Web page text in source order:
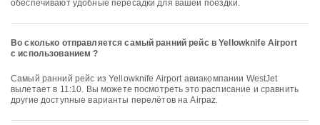
обеспечивают удобные пересадки для вашей поездки.
Во сколько отправляется самый ранний рейс в Yellowknife Airport
с использованием ?
Самый ранний рейс из Yellowknife Airport авиакомпании WestJet
вылетает в 11:10. Вы можете посмотреть это расписание и сравнить
другие доступные варианты перелётов на Airpaz.